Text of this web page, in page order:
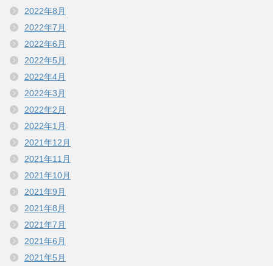
2022年8月
2022年7月
2022年6月
2022年5月
2022年4月
2022年3月
2022年2月
2022年1月
2021年12月
2021年11月
2021年10月
2021年9月
2021年8月
2021年7月
2021年6月
2021年5月